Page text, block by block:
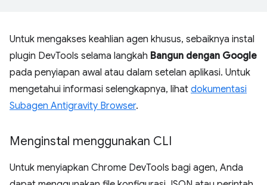
Untuk mengakses keahlian agen khusus, sebaiknya instal
plugin DevTools selama langkah Bangun dengan Google
pada penyiapan awal atau dalam setelan aplikasi. Untuk
mengetahui informasi selengkapnya, lihat dokumentasi
Subagen Antigravity Browser.
Menginstal menggunakan CLI
Untuk menyiapkan Chrome DevTools bagi agen, Anda